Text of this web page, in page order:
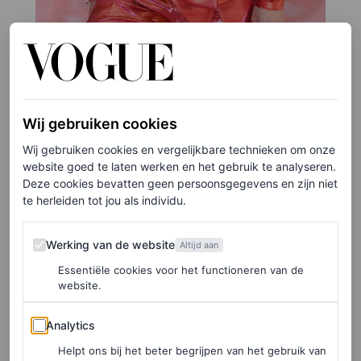
3/5
Alessandro Michele verlaat Gucci en wordt opgevolgd
door Sabato De Sarno.
Ik vraag me ook af of het merk nog wel kan
terugschakelen naar een commerciëlere middenweg en
tegelijkertijd zijn cool kan behouden. LVMH en Kering,
luxeconcerns die een groot deel van de merken bezitten
en ongeduldig en vraatzuchtig zijn geworden in een
poging de veeleisende moderne consument te blijven
Wij gebruiken cookies
Wij gebruiken cookies en vergelijkbare technieken om onze
website goed te laten werken en het gebruik te analyseren.
Deze cookies bevatten geen persoonsgegevens en zijn niet
te herleiden tot jou als individu.
Werking van de website
Werking van de website Altijd aan
Essentiële cookies voor het functioneren van de
website.
Analytics
Analytics
Helpt ons bij het beter begrijpen van het gebruik van